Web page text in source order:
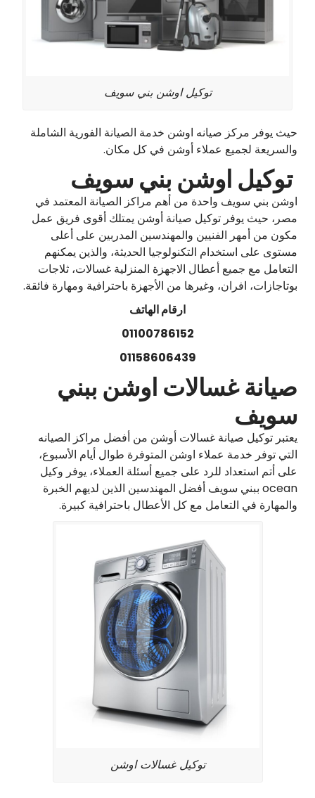
توكيل اوشن بني سويف
حيث يوفر مركز صيانه اوشن خدمة الصيانة الفورية الشاملة
والسريعة لجميع عملاء أوشن في كل مكان.
توكيل اوشن بني سويف
اوشن بني سويف واحدة من أهم مراكز الصيانة المعتمد في
مصر، حيث يوفر توكيل صيانة أوشن يمتلك أقوى فريق عمل
مكون من أمهر الفنيين والمهندسين المدربين على أعلى
مستوى على استخدام التكنولوجيا الحديثة، والذين يمكنهم
التعامل مع جميع أعطال الاجهزة المنزلية غسالات، ثلاجات
بوتاجازات، افران، وغيرها من الأجهزة باحترافية ومهارة فائقة.
ارقام الهاتف
01100786152
01158606439
صيانة غسالات اوشن ببني
سويف
يعتبر توكيل صيانة غسالات أوشن من أفضل مراكز الصيانه
التي توفر خدمة عملاء اوشن المتوفرة طوال أيام الأسبوع،
على أتم استعداد للرد على جميع أسئلة العملاء، يوفر وكيل
ocean ببني سويف أفضل المهندسين الذين لديهم الخبرة
والمهارة في التعامل مع كل الأعطال باحترافية كبيرة.
توكيل غسالات اوشن